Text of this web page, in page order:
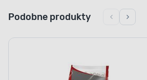
Podobne produkty